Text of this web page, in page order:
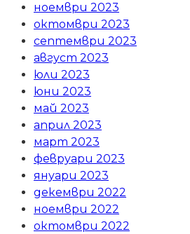
ноември 2023
октомври 2023
септември 2023
август 2023
юли 2023
юни 2023
май 2023
април 2023
март 2023
февруари 2023
януари 2023
декември 2022
ноември 2022
октомври 2022